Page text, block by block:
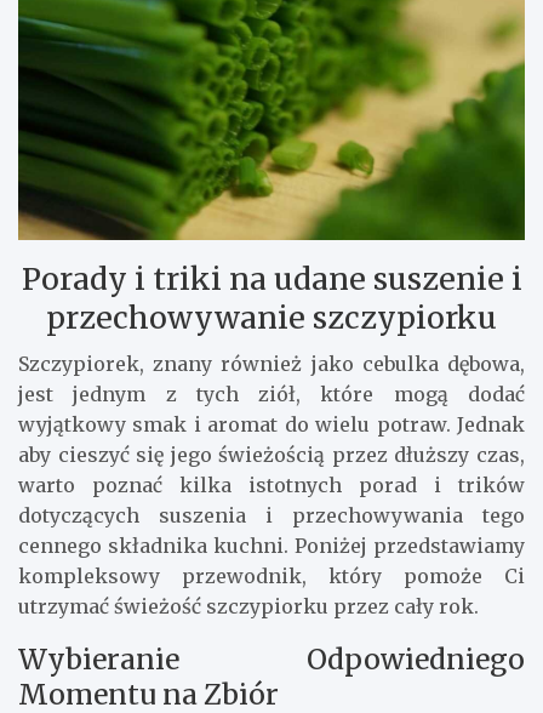
Porady i triki na udane suszenie i
przechowywanie szczypiorku
Szczypiorek, znany również jako cebulka dębowa,
jest jednym z tych ziół, które mogą dodać
wyjątkowy smak i aromat do wielu potraw. Jednak
aby cieszyć się jego świeżością przez dłuższy czas,
warto poznać kilka istotnych porad i trików
dotyczących suszenia i przechowywania tego
cennego składnika kuchni. Poniżej przedstawiamy
kompleksowy przewodnik, który pomoże Ci
utrzymać świeżość szczypiorku przez cały rok.
Wybieranie Odpowiedniego
Momentu na Zbiór